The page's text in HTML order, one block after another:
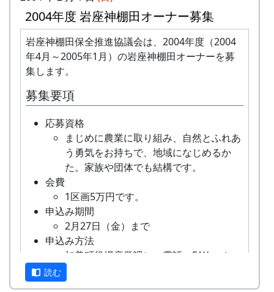
2004年度 岩座神棚田オーナー募集
岩座神棚田保全推進協議会は、2004年度（2004
年4月～2005年1月）の岩座神棚田オーナーを募
集します。
募集要項
応募資格
まじめに農業に取り組み、自然とふれあ
う勇気をお持ちで、地域になじめるか
た。家族や団体でも結構です。
会費
1区画5万円です。
申込み期間
2月27日（金）まで
申込み方法
加美町役場産業課に、電話・FAX・メー
電話は、平日の午前８時３０分から午後
読む